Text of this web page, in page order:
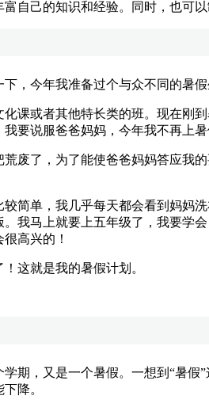
自己的知识和经验。同时，也可
今年我准备过个与众不同的暑假
或者其他特长类的班。现在刚
要说服爸爸妈妈，今年我不再上暑
了，为了能使爸爸妈妈答应我
单，我几乎每天都会看到妈妈
我马上就要上五年级了，我要学
高兴的！
这就是我的暑假计划。
，又是一个暑假。一想到“暑假
降。